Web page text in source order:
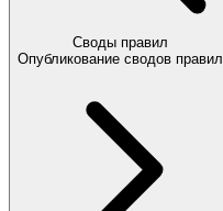
Своды правил
Опубликование сводов правил